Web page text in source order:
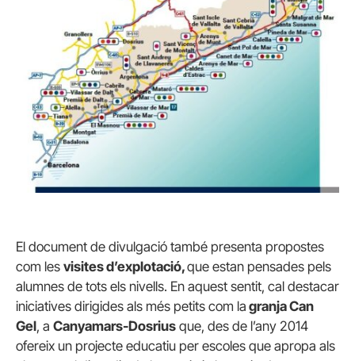
El document de divulgació també presenta propostes
com les visites d’explotació,que estan pensades pels
alumnes de tots els nivells. En aquest sentit, cal destacar
iniciatives dirigides als més petits com la granja Can
Gel, a Canyamars-Dosrius que, des de l’any 2014
ofereix un projecte educatiu per escoles que apropa als